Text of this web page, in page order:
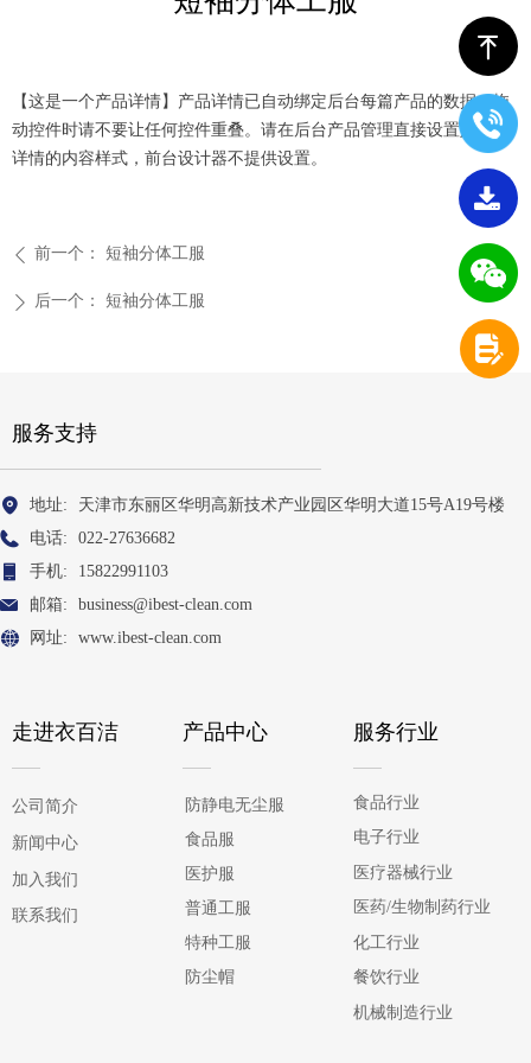
ꄴ 前一个： 短袖分体工服
ꄲ 后一个： 短袖分体工服
【这是一个产品详情】产品详情已自动绑定后台每篇产品的数据。拖
动控件时请不要让任何控件重叠。请在后台产品管理直接设置好产品
详情的内容样式，前台设计器不提供设置。
服务支持
地址:
天津市东丽区华明高新技术产业园区华明大道15号A19号楼
电话:
022-27636682
手机:
15822991103
邮箱:
business@ibest-clean.com
网址:
www.ibest-clean.com
走进衣百洁
公司简介
新闻中心
加入我们
联系我们
产品中心
防静电无尘服
食品服
医护服
普通工服
特种工服
防尘帽
服务行业
食品行业
电子行业
医疗器械行业
医药/生物制药行业
化工行业
餐饮行业
机械制造行业
ꁸ
끂
넖